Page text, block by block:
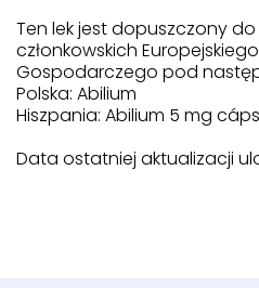
Ten lek jest dopuszczony
członkowskich
Gospodarczego pod
Polska: Abilium
Hiszpania: Abilium 5 mg
Data ostatniej aktualizacji